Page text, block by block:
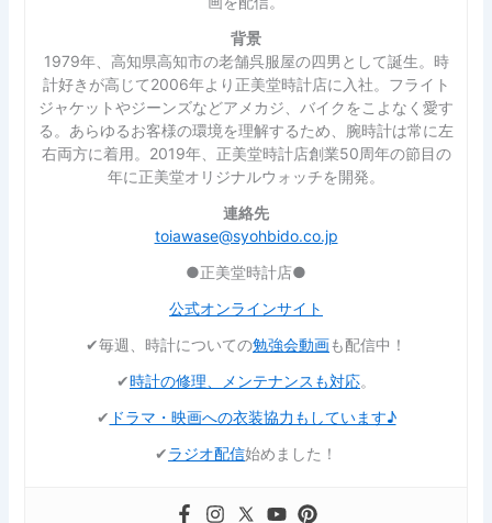
背景
1979年、高知県高知市の老舗呉服屋の四男として誕生。時
計好きが高じて2006年より正美堂時計店に入社。フライト
ジャケットやジーンズなどアメカジ、バイクをこよなく愛す
る。あらゆるお客様の環境を理解するため、腕時計は常に左
右両方に着用。2019年、正美堂時計店創業50周年の節目の
年に正美堂オリジナルウォッチを開発。
連絡先
toiawase@syohbido.co.jp
●正美堂時計店●
公式オンラインサイト
✔︎毎週、時計についての勉強会動画も配信中！
✔︎時計の修理、メンテナンスも対応。
✔︎ ドラマ・映画への衣装協力もしています♪
✔︎ラジオ配信始めました！